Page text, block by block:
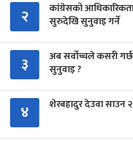
२
कांग्रेसको
सुरुदेखि सुनुवाइ गर्ने
३
अब सर्वोच्चले कसरी
सुनुवाइ ?
४ शेरबहादुर देउवा साउन